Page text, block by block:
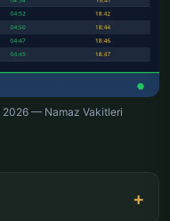
2026 — Namaz Vakitleri